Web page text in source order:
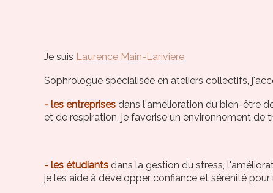
Je suis Laurence Main-Larivière
Sophrologue spécialisée en ateliers collectifs,
- les entreprises dans l'amélioration du bien-être
et de respiration, je favorise un environnement de
- les étudiants dans la gestion du stress,
je les aide à développer confiance et sérénité pour